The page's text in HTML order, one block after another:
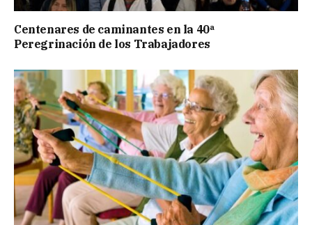
Centenares de caminantes en la 40ª
Peregrinación de los Trabajadores